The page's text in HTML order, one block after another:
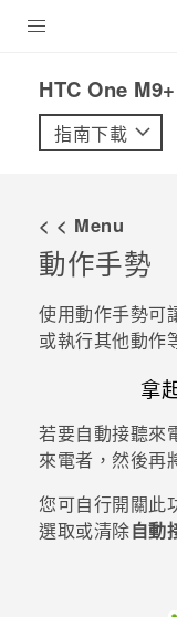
VIVE
配件
優惠專區
校園專案
企業採購
銷售通路
支援服務
VIVELAND
登入
HTC One M9+‎
指南下載
< < Menu
動作手勢
使用動作手勢可
或執行其他動作
拿
若要自動接聽來
來電者，然後再
您可自行開關此
選取或清除自動